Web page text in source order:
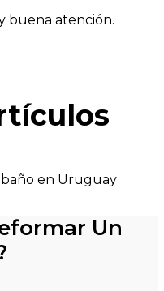
buena atención.
Un